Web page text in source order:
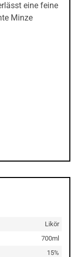
eine feine
Minze
Likör
700ml
15%